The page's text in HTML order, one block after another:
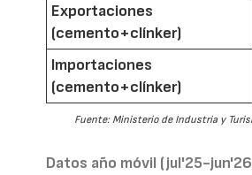
Exportaciones
(cemento+clínker)
Importaciones
(cemento+clínker)
Fuente: Ministerio de Industria y
Datos año móvil (jul'25-